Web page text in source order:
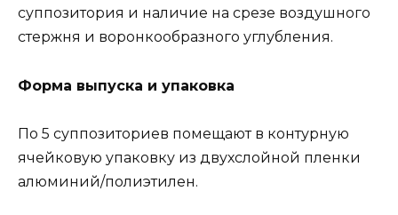
суппозитория и наличие на срезе воздушного
стержня и воронкообразного углубления.
Форма выпуска и упаковка
По 5 суппозиториев помещают в контурную
ячейковую упаковку из двухслойной пленки
алюминий/полиэтилен.